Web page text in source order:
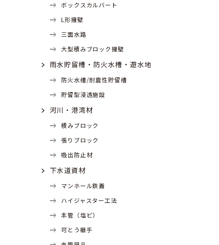
ボックスカルバート
L形擁壁
三面水路
大型積みブロック擁壁
雨水貯留槽・防火水槽・遊水地
防火水槽/耐震性貯留槽
貯留型浸透施設
河川・港湾材
積みブロック
張りブロック
吸出防止材
下水道資材
マンホール鉄蓋
ハイジャスター工法
本管（塩ビ）
可とう継手